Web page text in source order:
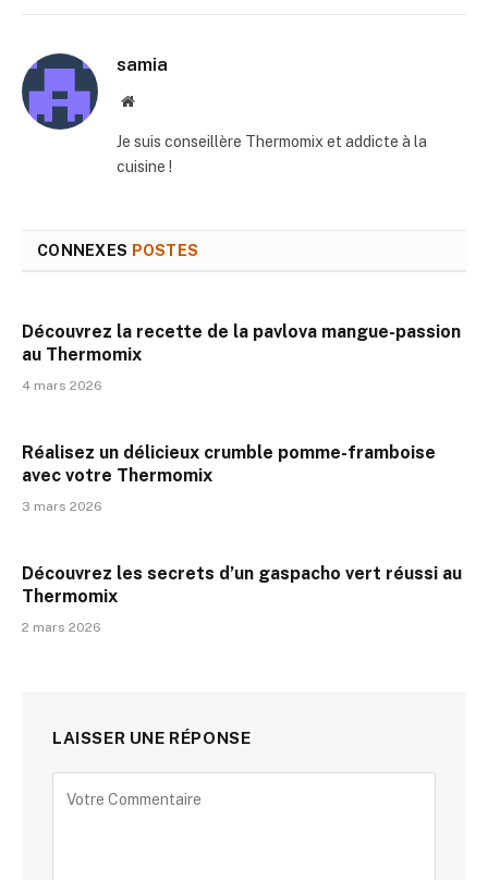
samia
Site
Je suis conseillère Thermomix et addicte à la
cuisine !
CONNEXES POSTES
Découvrez la recette de la pavlova mangue-passion
au Thermomix
4 mars 2026
Réalisez un délicieux crumble pomme-framboise
avec votre Thermomix
3 mars 2026
Découvrez les secrets d’un gaspacho vert réussi au
Thermomix
2 mars 2026
LAISSER UNE RÉPONSE